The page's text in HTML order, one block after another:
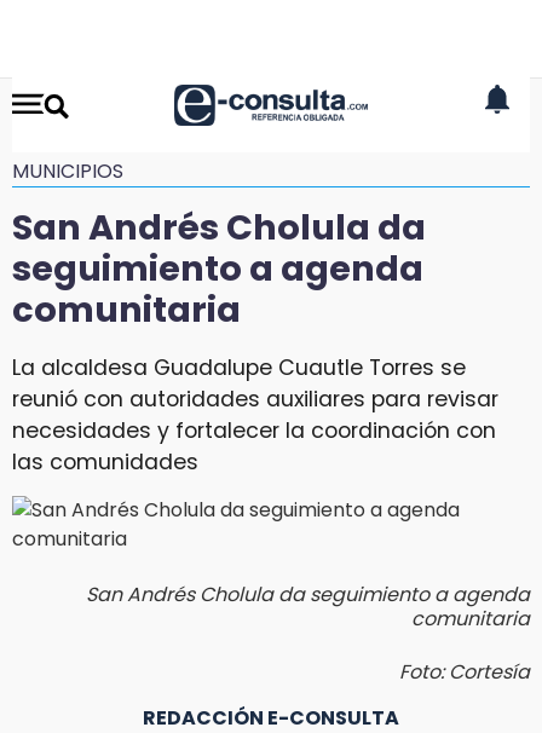
MUNICIPIOS
San Andrés Cholula da
seguimiento a agenda
comunitaria
La alcaldesa Guadalupe Cuautle Torres se
reunió con autoridades auxiliares para revisar
necesidades y fortalecer la coordinación con
las comunidades
San Andrés Cholula da seguimiento a agenda
comunitaria
Foto: Cortesía
REDACCIÓN E-CONSULTA